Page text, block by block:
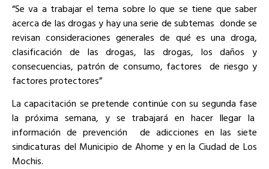
“Se va a trabajar el tema sobre lo que se tiene que saber
acerca de las drogas y hay una serie de subtemas donde se
revisan consideraciones generales de qué es una droga,
clasificación de las drogas, las drogas, los daños y
consecuencias, patrón de consumo, factores de riesgo y
factores protectores”
La capacitación se pretende continúe con su segunda fase
la próxima semana, y se trabajará en hacer llegar la
información de prevención
de adicciones en las siete
sindicaturas del Municipio de Ahome y en la Ciudad de Los
Mochis.